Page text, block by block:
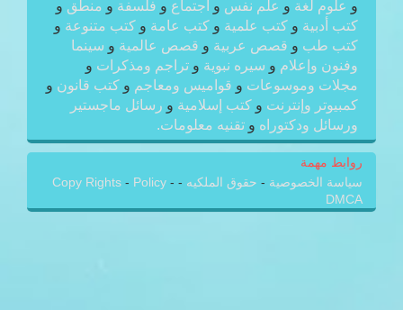
و علوم لغة و علم نفس و اجتماع و فلسفة و منطق و
كتب أدبية و كتب علمية و كتب عامة و كتب متنوعة و
كتب طب و قصص عربية و قصص عالمية و سينما
وفنون وإعلام و سيره نبوية و تراجم ومذكرات و
مجلات وموسوعات و قواميس ومعاجم و كتب قانون و
كمبيوتر وإنترنت و كتب إسلامية و رسائل ماجستير
ورسائل ودكتوراه و تقنيه معلومات.
روابط مهمة
سياسة الخصوصية - حقوق الملكيه -
Copy Rights - Policy -
DMCA